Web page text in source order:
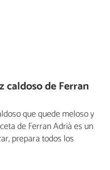
caldoso de Ferran
que quede meloso y
de Ferran Adrià es un
prepara todos los